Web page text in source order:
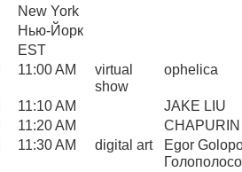
New York
Нью-Йорк
EST
11:00 AM
virtual
show
ophelica
11:10 AM
JAKE LIU
11:20 AM
CHAPURIN
11:30 AM digital art
Egor